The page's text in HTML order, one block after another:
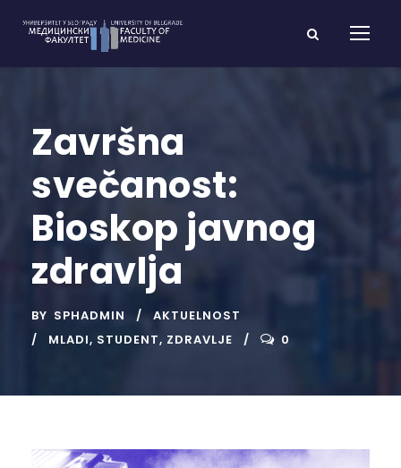
Završna
svečanost:
Bioskop javnog
zdravlja
BY SPHADMIN
AKTUELNOST
MLADI, STUDENT, ZDRAVLJE 0